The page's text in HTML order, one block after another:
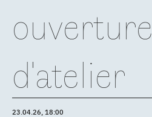
ouverture
d'atelier
23.04.26, 18:00